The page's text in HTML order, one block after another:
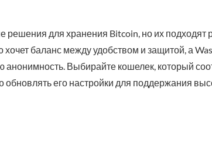
решения для хранения Bitcoin, но их подходят
хочет баланс между удобством и защитой, а
Выбирайте кошелек, который
обновлять его настройки для поддержания